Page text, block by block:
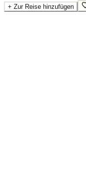
+ Zur Reise hinzufügen